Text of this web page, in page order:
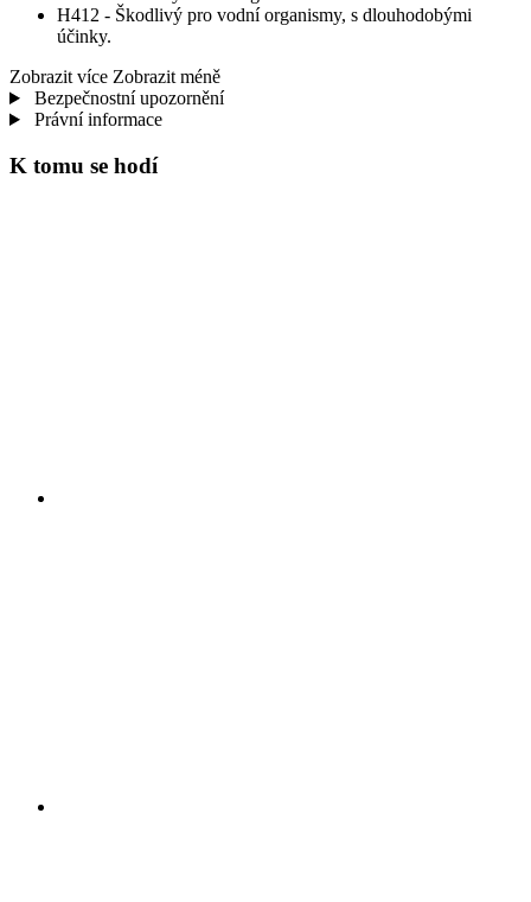
H412 - Škodlivý pro vodní organismy, s dlouhodobými
účinky.
Zobrazit více Zobrazit méně
Bezpečnostní upozornění
Právní informace
K tomu se hodí